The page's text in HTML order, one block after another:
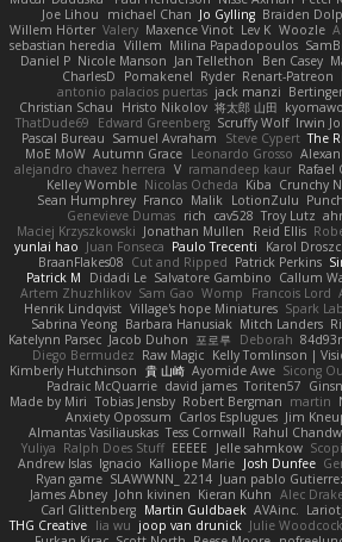
Joe Lihou
michael Chan Jo Gylling Braiden
Willem Hörter Valery Maxence Vinot Lev K Woozle
sebastian heredia Villem Milina Papadopoulos
Daniel P Nicole Manson Jan Tellethon Ben Casey
CharlesD
Pomakenel Ryder Renart-Patreon
antonio palacios puertas jack manzi
Christian Schau
Hristo Nikolov 将太郎 山田
ThatDude69
Edward Greenberg Scruffy Wolf Irwin
Pascal Bureau Samuel Avraham Steve Cypert The
MoE MoW Autumn Grace Leonardo Grosso
alejandro chavez herrera V ramandeep kaur Rafael
Kelley Womble Nicolas Ocheda Kiba Crunchy
Sean Humphrey Franco Malik LotionZulu
Genevieve Dumas rich cav528 Troy Lutz
Maciej Krzyszkowski Jonathan Mullen Reid Ellis
yunlai hao Juan Fonseca Paulo Trecenti Karol
BraanFlakes08 Cut and Ripped Patrick Perkins
Patrick M
Didadi Le Salvatore Gambino Callum
Artem Zhuzhlikov Sam Gao Womp Francois Lord
Henrik Lindqvist Village's hope Miniatures Spark Lab
Sabrina Yeong Barbara Hanusiak Mitch Landers
Katelynn Parsec Jacob Duhon 포로루 Deborah 84d93r
Diego Bermudez Raw Magic Kelly Tomlinson |
Kimberly Hutchinson 貴 山崎 Ayomide Awe Sicong
Padraic McQuarrie david james Toriten57
Made by Miri Tobias Jensby Robert Bergman martin
Anxiety Opossum Carlos Esplugues Jim
Almantas Vasiliauskas Tess Cornwall Rahul
Yuliya Ralph Does Stuff EEEEE Jelle sahmkow
Andrew Islas Ignacio Kalliope Marie Josh Dunfee
Ryan game SLAWWNN_ 2214 Juan pablo
James Abney John kivinen Kieran Kuhn Alec
Carl Glittenberg Martin Guldbaek AVAinc.
THG Creative lia wu joop van drunick Julie Woodcock